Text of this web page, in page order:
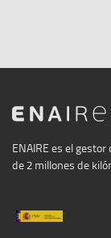
ENAIRE
ENAIRE es el
de 2 millones de